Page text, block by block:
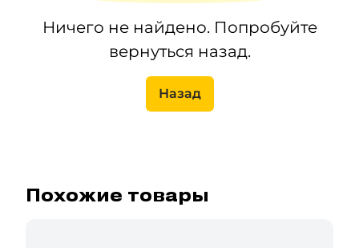
Ничего не найдено. Попробуйте
вернуться назад.
Назад
Похожие товары